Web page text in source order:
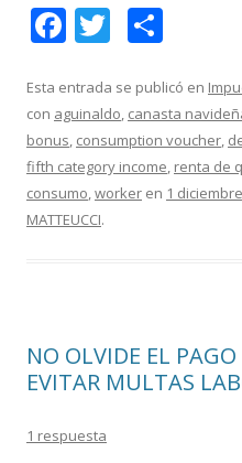
F
e
b
o
o
k
T
itt
er
m
p
ar
ti
Esta entrada se publicó en
con aguinaldo, canasta
bonus, consumption voucher,
fifth category income, renta de
consumo,worker en 1
MATTEUCCI.
NO OLVIDE EL
EVITAR MULTAS
1 respuesta